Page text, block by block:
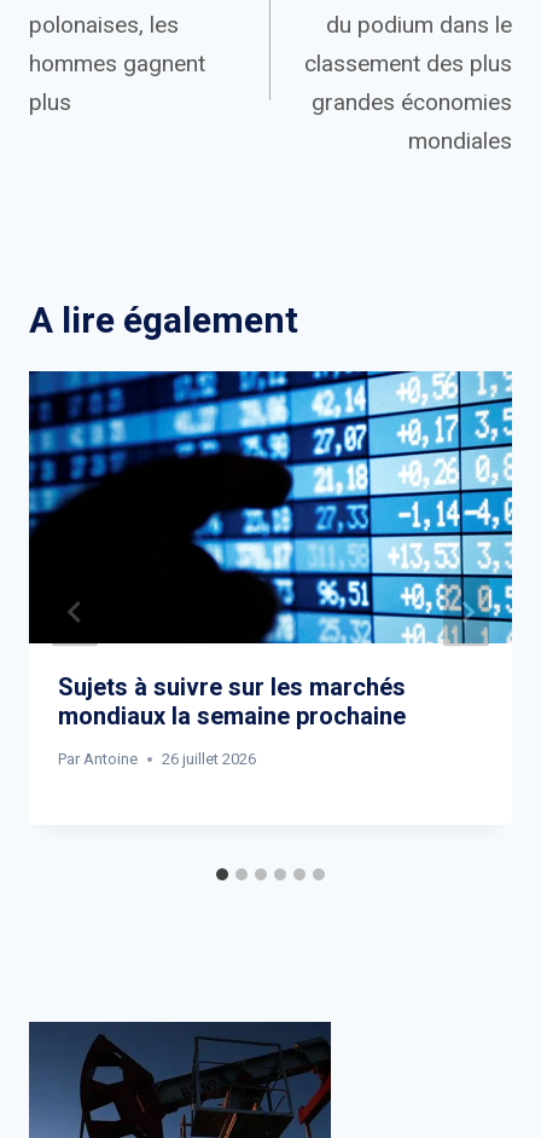
l’article
polonaises, les
hommes gagnent
plus
du podium dans le
classement des plus
grandes économies
mondiales
A lire également
Sujets à suivre sur les marchés
mondiaux la semaine prochaine
Par Antoine 26 juillet 2026